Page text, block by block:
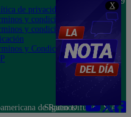
X
de privacidad
y condiciones
y condiciones
y Condiciones
Av. San
Felipe 968
Jesús María
de Radio Difusión S.A.
Síguenos